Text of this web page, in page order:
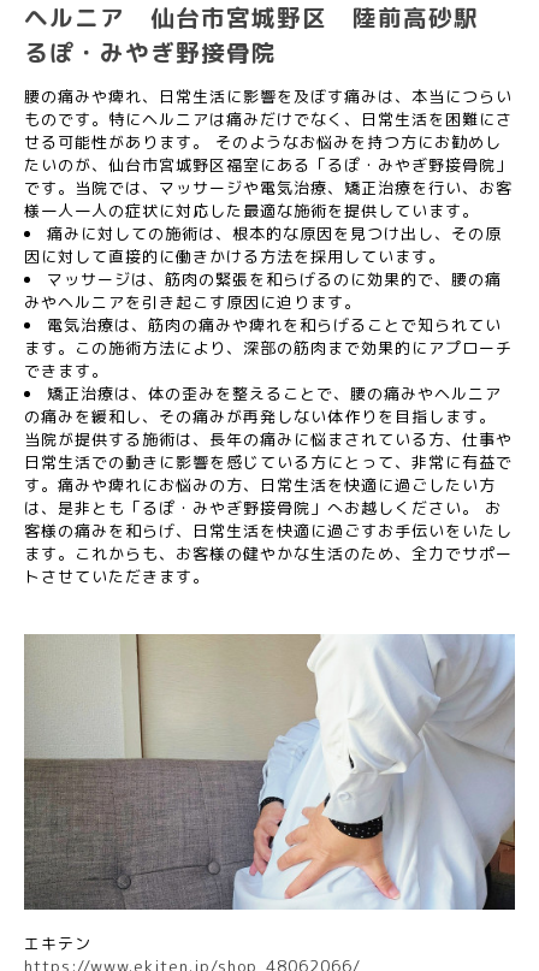
ヘルニア 仙台市宮城野区 陸前高砂駅
るぽ・みやぎ野接骨院
腰の痛みや痺れ、日常生活に影響を及ぼす痛みは、本当につらい
ものです。特にヘルニアは痛みだけでなく、日常生活を困難にさ
せる可能性があります。 そのようなお悩みを持つ方にお勧めし
たいのが、仙台市宮城野区福室にある「るぽ・みやぎ野接骨院」
です。当院では、マッサージや電気治療、矯正治療を行い、お客
様一人一人の症状に対応した最適な施術を提供しています。
痛みに対しての施術は、根本的な原因を見つけ出し、その原
因に対して直接的に働きかける方法を採用しています。
マッサージは、筋肉の緊張を和らげるのに効果的で、腰の痛
みやヘルニアを引き起こす原因に迫ります。
電気治療は、筋肉の痛みや痺れを和らげることで知られてい
ます。この施術方法により、深部の筋肉まで効果的にアプローチ
できます。
矯正治療は、体の歪みを整えることで、腰の痛みやヘルニア
の痛みを緩和し、その痛みが再発しない体作りを目指します。
当院が提供する施術は、長年の痛みに悩まされている方、仕事や
日常生活での動きに影響を感じている方にとって、非常に有益で
す。痛みや痺れにお悩みの方、日常生活を快適に過ごしたい方
は、是非とも「るぽ・みやぎ野接骨院」へお越しください。 お
客様の痛みを和らげ、日常生活を快適に過ごすお手伝いをいたし
ます。これからも、お客様の健やかな生活のため、全力でサポー
トさせていただきます。
エキテン
https://www.ekiten.jp/shop_48062066/